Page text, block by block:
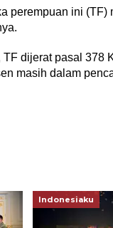
perempuan ini
dijerat pasal 378
masih dalam
Indonesiaku